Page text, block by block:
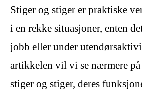
Stiger og stiger er praktiske
i en rekke situasjoner, enten
jobb eller under
artikkelen vil vi se nærmere
stiger og stiger, deres